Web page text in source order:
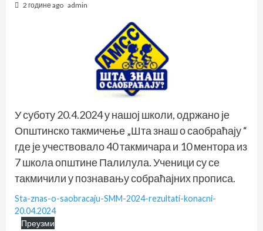
2 године ago admin
У суботу 20.4.2024 у нашој школи, одржано је
Општинско такмичење „Шта знаш о саобраћају “
где је учествовало 40 такмичара и 10 ментора из
7 школа општине Палилула. Ученици су се
такмичили у познавању собраћајних прописа.
Sta-znas-o-saobracaju-SMM-2024-rezultati-konacni-
20.04.2024
Преузми